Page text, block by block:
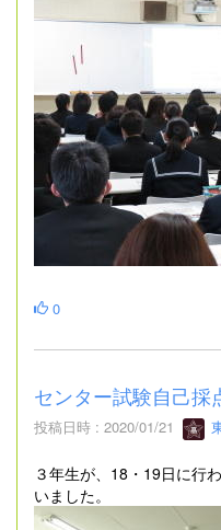
0
センター試験自己採
投稿日時 : 2020/01/21
３年生が、18・19日に行
いました。